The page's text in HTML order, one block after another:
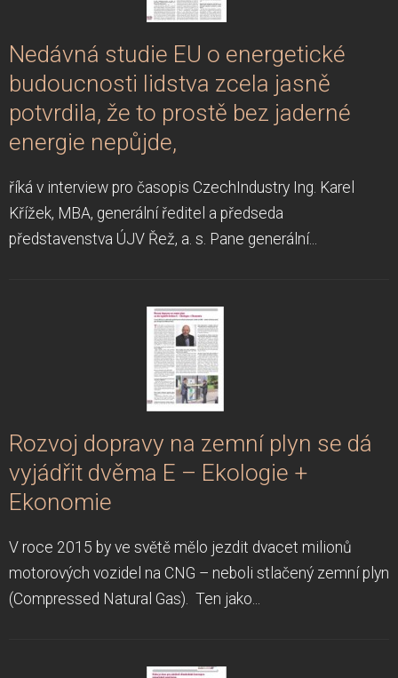
Nedávná studie EU o energetické
budoucnosti lidstva zcela jasně
potvrdila, že to prostě bez jaderné
energie nepůjde,
říká v interview pro časopis CzechIndustry Ing. Karel
Křížek, MBA, generální ředitel a předseda
představenstva ÚJV Řež, a. s. Pane generální...
Rozvoj dopravy na zemní plyn se dá
vyjádřit dvěma E – Ekologie +
Ekonomie
V roce 2015 by ve světě mělo jezdit dvacet milionů
motorových vozidel na CNG – neboli stlačený zemní plyn
(Compressed Natural Gas). Ten jako...